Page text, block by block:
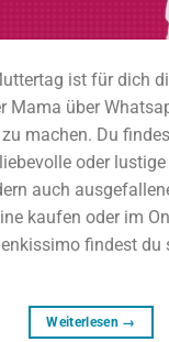
ist für dich
Mama über
machen. Du
oder
auch
kaufen oder im
findest du
Weiterlesen →